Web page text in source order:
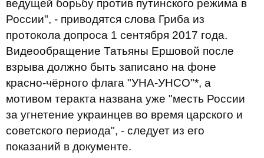
ведущей борьбу против путинского режима в
России", - приводятся слова Гриба из
протокола допроса 1 сентября 2017 года.
Видеообращение Татьяны Ершовой после
взрыва должно быть записано на фоне
красно-чёрного флага "УНА-УНСО"*, а
мотивом теракта названа уже "месть России
за угнетение украинцев во время царского и
советского периода", - следует из его
показаний в документе.